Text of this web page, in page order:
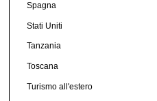
Spagna
Stati Uniti
Tanzania
Toscana
Turismo all'estero